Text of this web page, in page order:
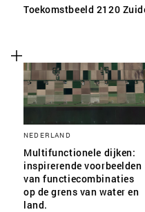
Toekomstbeeld 2120
NEDERLAND
Multifunctionele dijken:
inspirerende voorbeelden
van functiecombinaties
op de grens van water en
land.